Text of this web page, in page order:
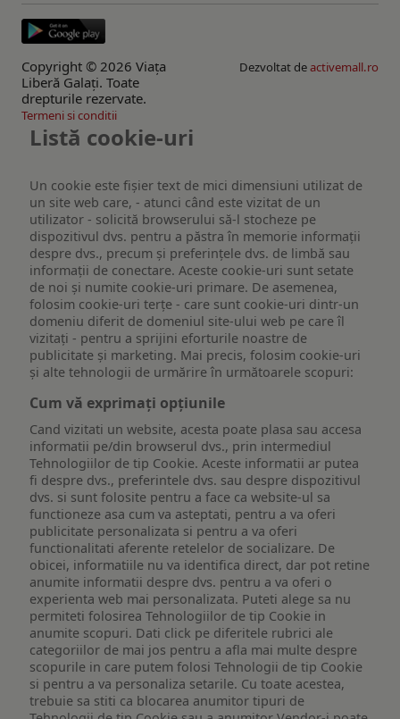
Copyright © 2026 Viaţa
Liberă Galaţi. Toate
drepturile rezervate.
Dezvoltat deactivemall.ro
Termeni si conditii
Listă cookie-uri
Un cookie este fişier text de mici dimensiuni utilizat de
un site web care, - atunci când este vizitat de un
utilizator - solicită browserului să-l stocheze pe
dispozitivul dvs. pentru a păstra în memorie informații
despre dvs., precum și preferințele dvs. de limbă sau
informații de conectare. Aceste cookie-uri sunt setate
de noi și numite cookie-uri primare. De asemenea,
folosim cookie-uri terțe - care sunt cookie-uri dintr-un
domeniu diferit de domeniul site-ului web pe care îl
vizitați - pentru a sprijini eforturile noastre de
publicitate și marketing. Mai precis, folosim cookie-uri
și alte tehnologii de urmărire în următoarele scopuri:
Cum vă exprimați opțiunile
Cand vizitati un website, acesta poate plasa sau accesa
informatii pe/din browserul dvs., prin intermediul
Tehnologiilor de tip Cookie. Aceste informatii ar putea
fi despre dvs., preferintele dvs. sau despre dispozitivul
dvs. si sunt folosite pentru a face ca website-ul sa
functioneze asa cum va asteptati, pentru a va oferi
publicitate personalizata si pentru a va oferi
functionalitati aferente retelelor de socializare. De
obicei, informatiile nu va identifica direct, dar pot retine
anumite informatii despre dvs. pentru a va oferi o
experienta web mai personalizata. Puteti alege sa nu
permiteti folosirea Tehnologiilor de tip Cookie in
anumite scopuri. Dati click pe diferitele rubrici ale
categoriilor de mai jos pentru a afla mai multe despre
scopurile in care putem folosi Tehnologii de tip Cookie
si pentru a va personaliza setarile. Cu toate acestea,
trebuie sa stiti ca blocarea anumitor tipuri de